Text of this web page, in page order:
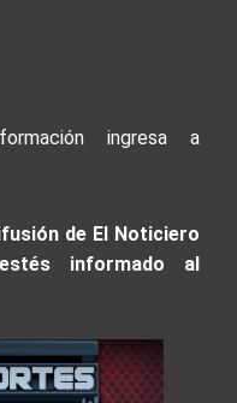
ingresa a
de El Noticiero
informado al